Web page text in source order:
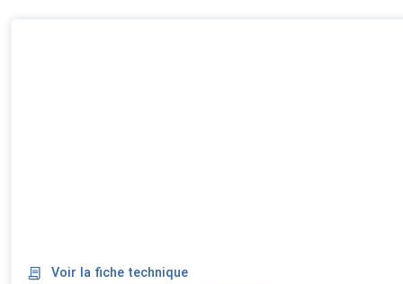
Voir la fiche technique